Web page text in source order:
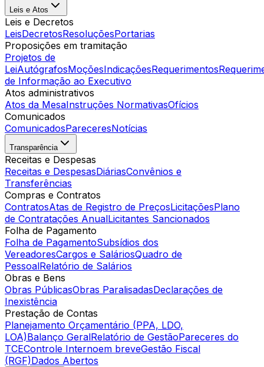
Leis e Atos
Leis e Decretos
LeisDecretosResoluçõesPortarias
Proposições em tramitação
Projetos de
LeiAutógrafosMoçõesIndicaçõesRequerimentos
de Informação ao Executivo
Atos administrativos
Atos da MesaInstruções NormativasOfícios
Comunicados
ComunicadosPareceresNotícias
Transparência
Receitas e Despesas
Receitas e DespesasDiáriasConvênios e
Transferências
Compras e Contratos
ContratosAtas de Registro de PreçosLicitaçõesPlano
de Contratações AnualLicitantes Sancionados
Folha de Pagamento
Folha de PagamentoSubsídios dos
VereadoresCargos e SaláriosQuadro de
PessoalRelatório de Salários
Obras e Bens
Obras PúblicasObras ParalisadasDeclarações de
Inexistência
Prestação de Contas
Planejamento Orçamentário (PPA, LDO,
LOA)Balanço GeralRelatório de GestãoPareceres do
TCEControle Internoem breveGestão Fiscal
(RGF)Dados Abertos